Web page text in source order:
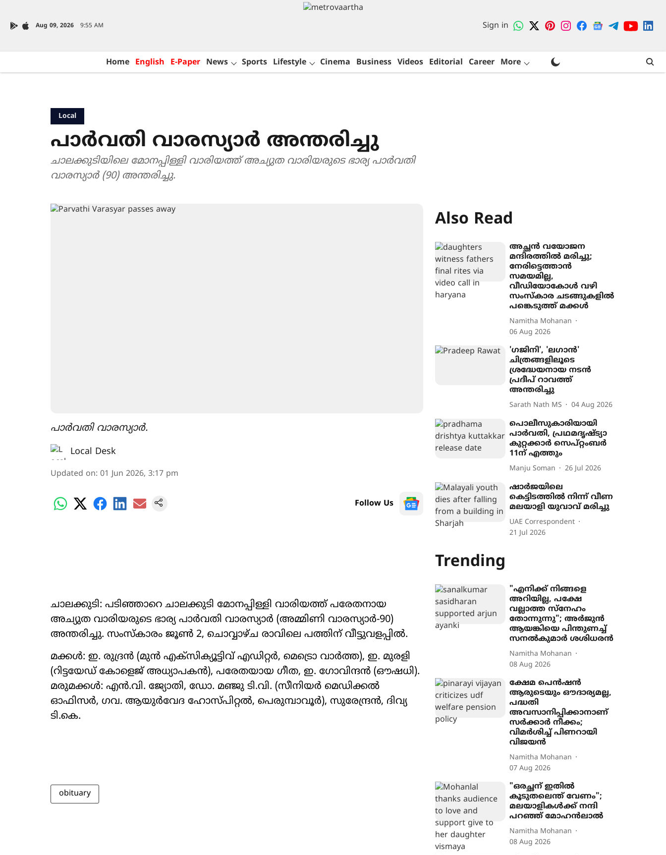
Aug 09, 2026 9:55 AM Sign in
Home English E-Paper News Sports Lifestyle Cinema Business Videos Editorial Career More
Local
പാർവതി വാരസ്യാർ അന്തരിച്ചു
ചാലക്കുടിയിലെ മോനപ്പിള്ളി വാരിയത്ത് അച്യുത വാരിയരുടെ ഭാര്യ പാർവതി
വാരസ്യാർ (90) അന്തരിച്ചു.
പാർവതി വാരസ്യാർ.
Local Desk
Updated on: 01 Jun 2026, 3:17 pm
Follow Us
ചാലക്കുടി: പടിഞ്ഞാറെ ചാലക്കുടി മോനപ്പിള്ളി വാരിയത്ത് പരേതനായ
അച്യുത വാരിയരുടെ ഭാര്യ പാർവതി വാരസ്യാർ (അമ്മിണി വാരസ്യാർ-90)
അന്തരിച്ചു. സംസ്കാരം ജൂൺ 2, ചൊവ്വാഴ്ച രാവിലെ പത്തിന് വീട്ടുവളപ്പിൽ.
മക്കൾ: ഇ. രുദ്രൻ (മുൻ എക്സിക്യൂട്ടിവ് എഡിറ്റർ, മെട്രൊ വാർത്ത), ഇ. മുരളി
(റിട്ടയേഡ് കോളെജ് അധ്യാപകൻ), പരേതയായ ഗീത, ഇ. ഗോവിന്ദൻ (ഔഷധി).
മരുമക്കൾ: എൻ.വി. ജ്യോതി, ഡോ. മഞ്ജു ടി.വി. (സീനിയർ മെഡിക്കൽ
ഓഫിസർ, ഗവ. ആയുർവേദ ഹോസ്പിറ്റൽ, പെരുമ്പാവൂർ), സുരേന്ദ്രൻ, ദിവ്യ
ടി.കെ.
obituary
Also Read
അച്ഛൻ വയോജന
മന്ദിരത്തിൽ മരിച്ചു;
നേരിട്ടെത്താൻ
സമയമില്ല,
വീഡിയോകോൾ വഴി
സംസ്കാര ചടങ്ങുകളിൽ
പങ്കെടുത്ത് മക്കൾ
Namitha Mohanan
06 Aug 2026
'ഗജിനി', 'ലഗാൻ'
ചിത്രങ്ങളിലൂടെ
ശ്രദ്ധേയനായ നടൻ
പ്രദീപ് റാവത്ത്
അന്തരിച്ചു
Sarath Nath MS 04 Aug 2026
പൊലീസുകാരിയായി
പാർവതി, പ്രഥമദൃഷ്‌ട്യാ
കുറ്റക്കാർ സെപ്റ്റംബർ
11ന് എത്തും
Manju Soman 26 Jul 2026
ഷാർജയിലെ
കെട്ടിടത്തിൽ നിന്ന് വീണ
മലയാളി യുവാവ് മരിച്ചു
UAE Correspondent
21 Jul 2026
Trending
"എനിക്ക് നിങ്ങളെ
അറിയില്ല, പക്ഷേ
വല്ലാത്ത സ്നേഹം
തോന്നുന്നു"; അർജുൻ
ആയങ്കിയെ പിന്തുണച്ച്
സനൽകുമാർ ശശിധരൻ
Namitha Mohanan
08 Aug 2026
ക്ഷേമ പെൻഷൻ
ആരുടെയും ഔദാര്യമല്ല,
പദ്ധതി
അവസാനിപ്പിക്കാനാണ്
സർക്കാർ നീക്കം;
വിമർശിച്ച് പിണറായി
വിജയൻ
Namitha Mohanan
07 Aug 2026
"ഒരച്ഛന് ഇതില്‍
കൂടുതലെന്ത് വേണം";
മലയാളികൾക്ക് നന്ദി
പറഞ്ഞ് മോഹന്‍ലാല്‍
Namitha Mohanan
08 Aug 2026